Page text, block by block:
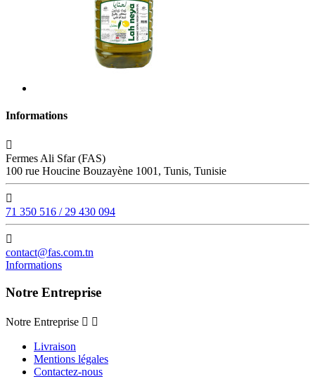
Informations

Fermes Ali Sfar (FAS)
100 rue Houcine Bouzayène 1001, Tunis, Tunisie

71 350 516 / 29 430 094

contact@fas.com.tn
Informations
Notre Entreprise
Notre Entreprise  
Livraison
Mentions légales
Contactez-nous